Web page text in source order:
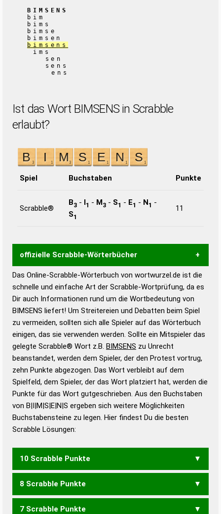
BIMSENS
bim
bims
bimse
bimsen
bimsens
ims
sen
sens
ens
Ist das Wort BIMSENS in Scrabble
erlaubt?
Spiel Buchstaben Punkte
Scrabble®
B3 - I1 - M3 - S1 - E1 - N1 -
S1
11
offizielle Scrabble-Wörterbücher
Wortwurzel liefert mit Hilfe eines semantischen
Wortanalyse-Algorithmus gute Anhaltspunkte zu
Wortbedeutung, Worttrennung und Wortform, um die
Gültigkeit eines Wortes für das Scrabble-Spiel zu
bestimmen!
zugelassene Turnier Scrabble-
Wörterbücher sind:
Duden – Standardwerk in 12 Bänden
Duden – Richtiges und gutes
Deutsch
Duden – Die deutsche Grammatik
Duden – Deutsches
Das Online-Scrabble-Wörterbuch von wortwurzel.de ist die
schnelle und einfache Art der Scrabble-Wortprüfung, da es
Dir auch Informationen rund um die Wortbedeutung von
BIMSENS liefert! Um Streitereien und Debatten beim Spiel
zu vermeiden, sollten sich alle Spieler auf das Wörterbuch
einigen, das sie verwenden werden. Sollte ein Mitspieler das
gelegte Scrabble® Wort z.B. BIMSENS zu Unrecht
beanstandet, werden dem Spieler, der den Protest vortrug,
zehn Punkte abgezogen. Das Wort verbleibt auf dem
Spielfeld, dem Spieler, der das Wort platziert hat, werden die
Punkte für das Wort gutgeschrieben. Aus den Buchstaben
von B|I|M|S|E|N|S ergeben sich weitere Möglichkeiten
Buchstabensteine zu legen. Hier findest Du die besten
Scrabble Lösungen:
10 Scrabble Punkte
BEMISS BIMSES
8 Scrabble Punkte
BEIM IBMS BISSEN MISSEN
7 Scrabble Punkte